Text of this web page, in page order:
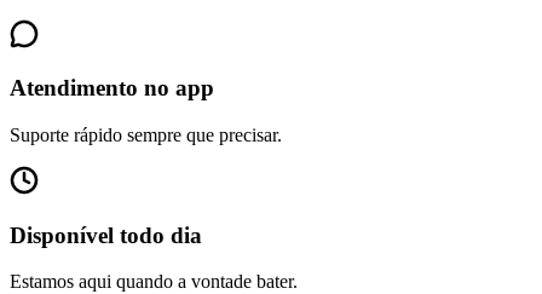
Atendimento no app
Suporte rápido sempre que precisar.
Disponível todo dia
Estamos aqui quando a vontade bater.